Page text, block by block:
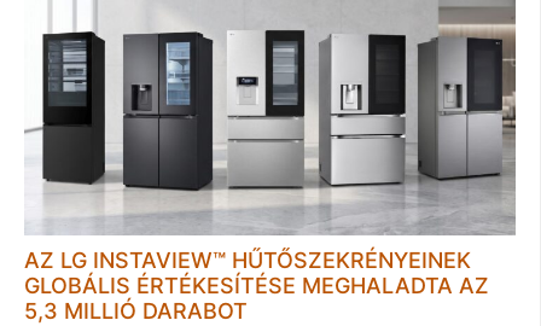
AZ LG INSTAVIEW™ HŰTŐSZEKRÉNYEINEK
GLOBÁLIS ÉRTÉKESÍTÉSE MEGHALADTA AZ
5,3 MILLIÓ DARABOT